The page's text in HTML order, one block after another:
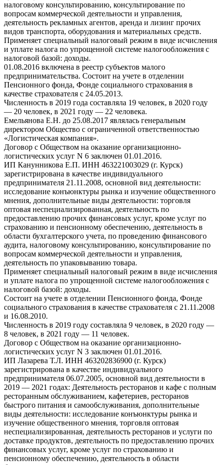
налоговому консультированию, консультирование по
вопросам коммерческой деятельности и управления,
деятельность рекламных агентов, аренда и лизинг прочих
видов транспорта, оборудования и материальных средств.
Применяет специальный налоговый режим в виде исчисления
и уплате налога по упрощенной системе налогообложения с
налоговой базой: доходы.
01.08.2016 включена в реестр субъектов малого
предпринимательства. Состоит на учете в отделении
Пенсионного фонда, Фонде социального страхования в
качестве страхователя с 24.05.2013.
Численность в 2019 года составляла 19 человек, в 2020 году
— 20 человек, в 2021 году — 22 человека.
Емельянова Е.Н. до 25.08.2017 являлась генеральным
директором Общество с ограниченной ответственностью
«Логистическая компания».
Договор с Обществом на оказание организационно-
логистических услуг N 6 заключен 01.01.2016.
ИП Канунникова Е.П. ИНН 463221003029 (г. Курск)
зарегистрирована в качестве индивидуального
предпринимателя 21.11.2008, основной вид деятельности:
исследование конъюнктуры рынка и изучение общественного
мнения, дополнительные виды деятельности: торговля
оптовая неспециализированная, деятельность по
предоставлению прочих финансовых услуг, кроме услуг по
страхованию и пенсионному обеспечению, деятельность в
области бухгалтерского учета, по проведению финансового
аудита, налоговому консультированию, консультирование по
вопросам коммерческой деятельности и управления,
деятельность по упаковыванию товара.
Применяет специальный налоговый режим в виде исчисления
и уплате налога по упрощенной системе налогообложения с
налоговой базой: доходы.
Состоит на учете в отделении Пенсионного фонда, Фонде
социального страхования в качестве страхователя с 21.11.2008
и 16.08.2010.
Численность в 2019 году составляла 9 человек, в 2020 году —
8 человек, в 2021 году — 11 человек.
Договор с Обществом на оказание организационно-
логистических услуг N 3 заключен 01.01.2016.
ИП Лазарева Т.Л. ИНН 463202836900 (г. Курск)
зарегистрирована в качестве индивидуального
предпринимателя 06.07.2005, основной вид деятельности в
2019 — 2021 годах: Деятельность ресторанов и кафе с полным
ресторанным обслуживанием, кафетериев, ресторанов
быстрого питания и самообслуживания, дополнительные
виды деятельности: исследование конъюнктуры рынка и
изучение общественного мнения, торговля оптовая
неспециализированная, деятельность ресторанов и услуги по
доставке продуктов, деятельность по предоставлению прочих
финансовых услуг, кроме услуг по страхованию и
пенсионному обеспечению, деятельность в области